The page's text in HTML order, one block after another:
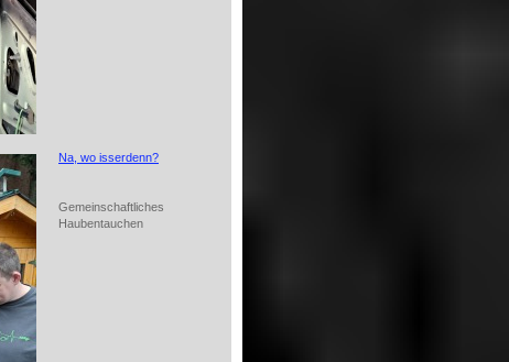
Na, wo isserdenn?
Gemeinschaftliches
Haubentauchen